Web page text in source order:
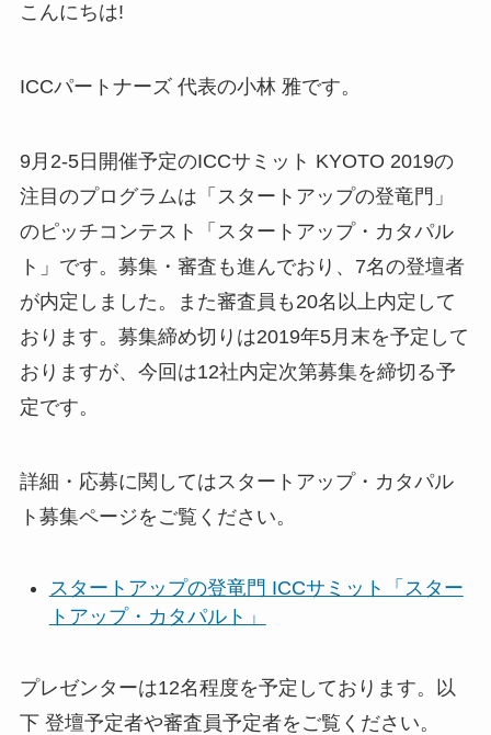
こんにちは!
ICCパートナーズ 代表の小林 雅です。
9月2-5日開催予定のICCサミット KYOTO 2019の
注目のプログラムは「スタートアップの登竜門」
のピッチコンテスト「スタートアップ・カタパル
ト」です。募集・審査も進んでおり、7名の登壇者
が内定しました。また審査員も20名以上内定して
おります。募集締め切りは2019年5月末を予定して
おりますが、今回は12社内定次第募集を締切る予
定です。
詳細・応募に関してはスタートアップ・カタパル
ト募集ページをご覧ください。
スタートアップの登竜門 ICCサミット「スター
トアップ・カタパルト」
プレゼンターは12名程度を予定しております。以
下 登壇予定者や審査員予定者をご覧ください。